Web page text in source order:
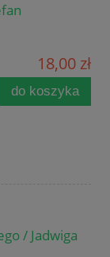
18,00 zł
do koszyka
/ Jadwiga